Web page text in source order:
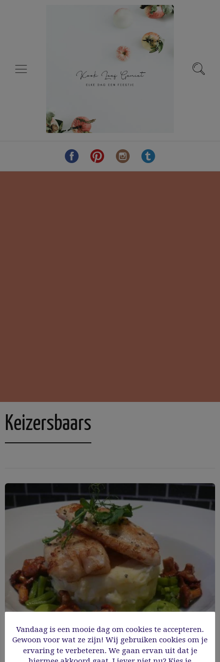
Keizersbaars
Keizerbaars, snijboontjes, erwtenpuree en
Vandaag is een mooie dag om cookies te accepteren.
Gewoon voor wat ze zijn! Wij gebruiken cookies om je
ervaring te verbeteren. We gaan ervan uit dat je